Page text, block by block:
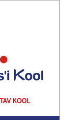
KOOL